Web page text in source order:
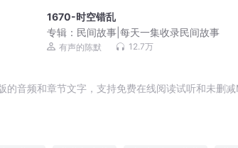
1670-时空错乱
专辑： 民间故事|每天一集收录民间故事
有声的陈默 12.7万
音频和章节文字，支持免费在线阅读试听和未删减